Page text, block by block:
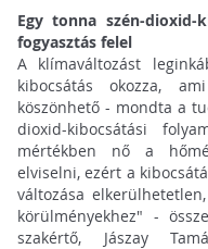
Egy tonna szén-
fogyasztás felel
A klímaváltozást
kibocsátás okozza,
köszönhető - mondta a
dioxid-kibocsátási
mértékben nő a
elviselni, ezért a
változása
körülményekhez" -
szakértő, Jászay